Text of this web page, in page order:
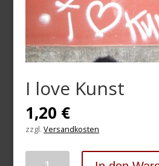
I love Kunst
1,20 €
zzgl.Versandkosten